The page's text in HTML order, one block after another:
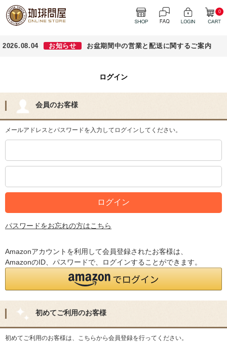
0
2026.08.04 お知らせ お盆期間中の営業と配送に関するご案内
ログイン
会員のお客様
メールアドレスとパスワードを入力してログインしてください。
パスワードをお忘れの方はこちら
Amazonアカウントを利用して会員登録されたお客様は、
AmazonのID、パスワードで、ログインすることができます。
初めてご利用のお客様
初めてご利用のお客様は、こちらから会員登録を行ってください。